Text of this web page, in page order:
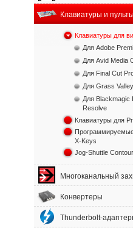
Клавиатуры и пульты
Клавиатуры для
Для Adobe
Для Avid Media
Для Final Cut
Для Grass
Для Blackmagic
Resolve
Клавиатуры для
X-Keys
Jog-Shuttle
Многоканальный
Конвертеры
Thunderbolt-